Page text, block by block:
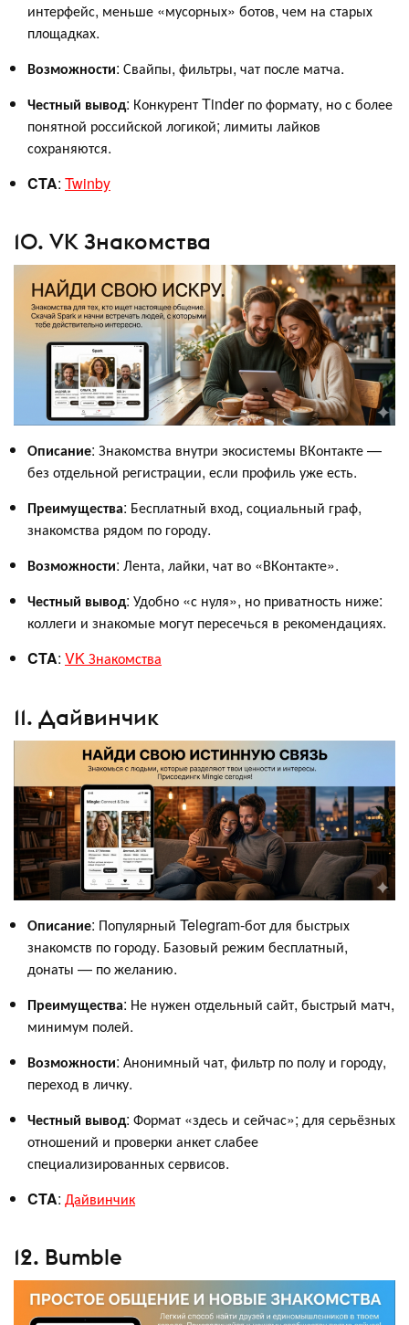
интерфейс, меньше «мусорных» ботов, чем на старых
площадках.
Возможности: Свайпы, фильтры, чат после матча.
Честный вывод: Конкурент Tinder по формату, но с более
понятной российской логикой; лимиты лайков
сохраняются.
CTA: Twinby
10. VK Знакомства
Описание: Знакомства внутри экосистемы ВКонтакте —
без отдельной регистрации, если профиль уже есть.
Преимущества: Бесплатный вход, социальный граф,
знакомства рядом по городу.
Возможности: Лента, лайки, чат во «ВКонтакте».
Честный вывод: Удобно «с нуля», но приватность ниже:
коллеги и знакомые могут пересечься в рекомендациях.
CTA: VK Знакомства
11. Дайвинчик
Описание: Популярный Telegram-бот для быстрых
знакомств по городу. Базовый режим бесплатный,
донаты — по желанию.
Преимущества: Не нужен отдельный сайт, быстрый матч,
минимум полей.
Возможности: Анонимный чат, фильтр по полу и городу,
переход в личку.
Честный вывод: Формат «здесь и сейчас»; для серьёзных
отношений и проверки анкет слабее
специализированных сервисов.
CTA: Дайвинчик
12. Bumble